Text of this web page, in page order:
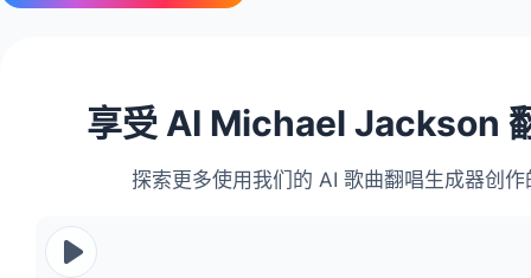
享受 AI Michael Jackson
探索更多使用我们的 AI 歌曲翻唱生成器创作